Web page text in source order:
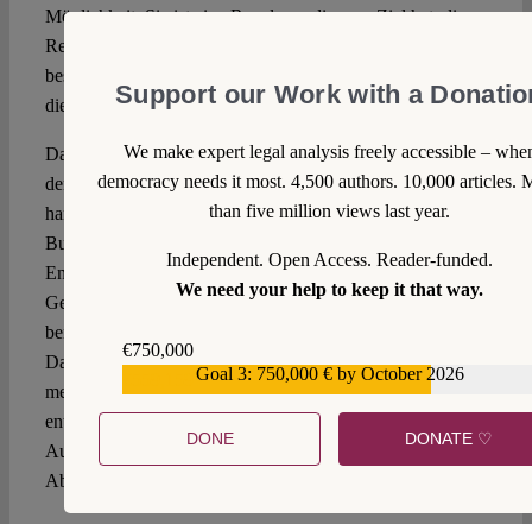
Möglichkeit. Sie ist eine Regelung, die zum Ziel hat, die
Rechte des Landtags in möglichst geringer Weise zu
beschneiden, ohne zugleich die hohen Anforderungen an
die Auswahl stark herabzusetzen.
Darüber hinaus sind weitere Möglichkeiten zur Lösung
denkbar, wie ein Landesgesetz, dass für den Fall eines
handlungsunfähigen Verfassungsgerichtshofs dem
Bundesverfassungsgericht gem. Art. 99 GG die
Entscheidung in Landesstreitigkeiten zuweist. Ein solches
Gesetz würde auch nur eine einfache Mehrheit im Landtag
benötigen, wäre also aktuell politisch leichter umzusetzen.
Dann aber werden die landeseigenen Streitigkeiten nicht
mehr im Land, sondern auf der Ebene des Bundes
entschieden – wie ggf. auch, wenn nach einem dauerhaften
Ausfall des Verfassungsgerichtshofes der Fall des Art. 28
Abs. 3 GG greift.
Support our Work with a
We make expert legal analysis freely accessible –
democracy needs it most. 4,500 authors. 10,000 articles.
than five million views last year.
Independent. Open Access. Reader-funded.
We need your help to keep it that way.
€750,000
Goal 3: 750,000 € by October 2026
DONE DONATE ♡